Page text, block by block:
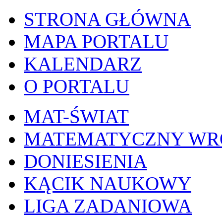
STRONA GŁÓWNA
MAPA PORTALU
KALENDARZ
O PORTALU
MAT-ŚWIAT
MATEMATYCZNY
DONIESIENIA
KĄCIK NAUKOWY
LIGA ZADANIOWA